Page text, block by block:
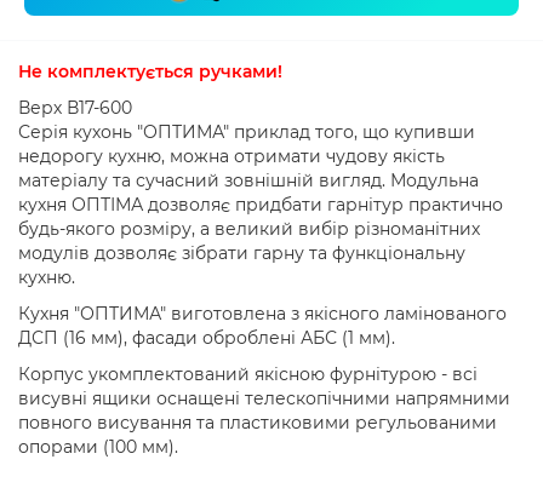
Не комплектується ручками!
Верх В17-600
Серія кухонь "ОПТИМА" приклад того, що купивши
недорогу кухню, можна отримати чудову якість
матеріалу та сучасний зовнішній вигляд. Модульна
кухня ОПТІМА дозволяє придбати гарнітур практично
будь-якого розміру, а великий вибір різноманітних
модулів дозволяє зібрати гарну та функціональну
кухню.
Кухня "ОПТИМА" виготовлена ​​з якісного ламінованого
ДСП (16 мм), фасади оброблені АБС (1 мм).
Корпус укомплектований якісною фурнітурою - всі
висувні ящики оснащені телескопічними напрямними
повного висування та пластиковими регульованими
опорами (100 мм).